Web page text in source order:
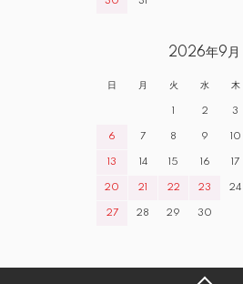
2026年9月
日 月 火 水 木
1 2 3
6 7 8 9 10
13 14 15 16 17
20 21 22 23 24
27 28 29 30